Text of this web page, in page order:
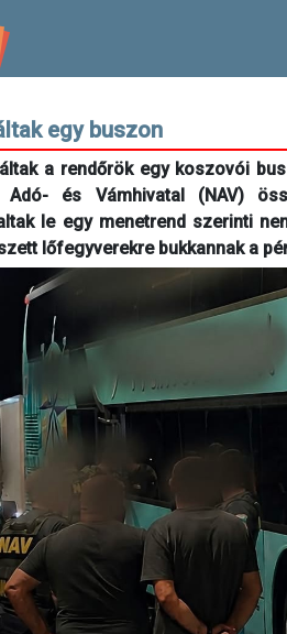
egy buszon
a rendőrök egy koszovói
és Vámhivatal (NAV)
le egy menetrend szerinti
lőfegyverekre bukkannak a